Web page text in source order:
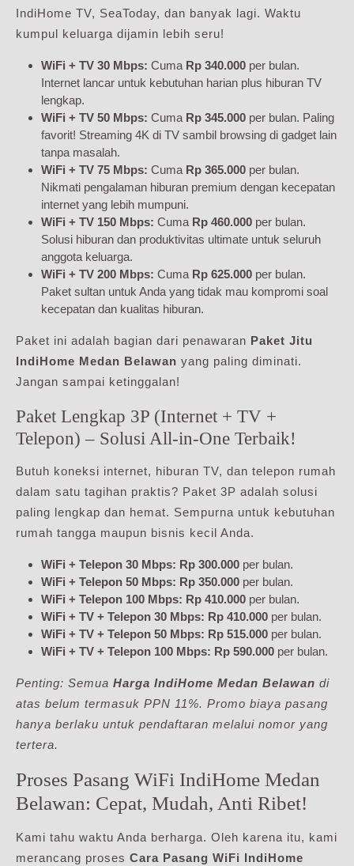
IndiHome TV, SeaToday, dan banyak lagi. Waktu
kumpul keluarga dijamin lebih seru!
WiFi + TV 30 Mbps: Cuma Rp 340.000 per bulan.
Internet lancar untuk kebutuhan harian plus hiburan TV
lengkap.
WiFi + TV 50 Mbps: Cuma Rp 345.000 per bulan. Paling
favorit! Streaming 4K di TV sambil browsing di gadget lain
tanpa masalah.
WiFi + TV 75 Mbps: Cuma Rp 365.000 per bulan.
Nikmati pengalaman hiburan premium dengan kecepatan
internet yang lebih mumpuni.
WiFi + TV 150 Mbps: Cuma Rp 460.000 per bulan.
Solusi hiburan dan produktivitas ultimate untuk seluruh
anggota keluarga.
WiFi + TV 200 Mbps: Cuma Rp 625.000 per bulan.
Paket sultan untuk Anda yang tidak mau kompromi soal
kecepatan dan kualitas hiburan.
Paket ini adalah bagian dari penawaran Paket Jitu
IndiHome Medan Belawan yang paling diminati.
Jangan sampai ketinggalan!
Paket Lengkap 3P (Internet + TV +
Telepon) – Solusi All-in-One Terbaik!
Butuh koneksi internet, hiburan TV, dan telepon rumah
dalam satu tagihan praktis? Paket 3P adalah solusi
paling lengkap dan hemat. Sempurna untuk kebutuhan
rumah tangga maupun bisnis kecil Anda.
WiFi + Telepon 30 Mbps: Rp 300.000 per bulan.
WiFi + Telepon 50 Mbps: Rp 350.000 per bulan.
WiFi + Telepon 100 Mbps: Rp 410.000 per bulan.
WiFi + TV + Telepon 30 Mbps: Rp 410.000 per bulan.
WiFi + TV + Telepon 50 Mbps: Rp 515.000 per bulan.
WiFi + TV + Telepon 100 Mbps: Rp 590.000 per bulan.
Penting: Semua Harga IndiHome Medan Belawan di
atas belum termasuk PPN 11%. Promo biaya pasang
hanya berlaku untuk pendaftaran melalui nomor yang
tertera.
Proses Pasang WiFi IndiHome Medan
Belawan: Cepat, Mudah, Anti Ribet!
Kami tahu waktu Anda berharga. Oleh karena itu, kami
merancang proses Cara Pasang WiFi IndiHome